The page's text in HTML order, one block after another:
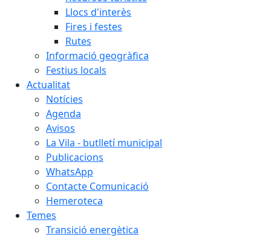
Llocs d'interès
Fires i festes
Rutes
Informació geogràfica
Festius locals
Actualitat
Notícies
Agenda
Avisos
La Vila - butlletí municipal
Publicacions
WhatsApp
Contacte Comunicació
Hemeroteca
Temes
Transició energètica